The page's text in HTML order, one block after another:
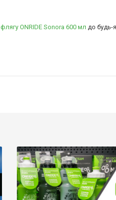
флягу ONRIDE Sonora 600 мл до будь-